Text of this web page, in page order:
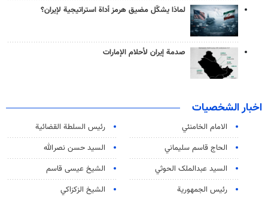
لماذا يشكّل مضيق هرمز أداة استراتيجية لإيران؟
صدمة إيران لأحلام الإمارات
اخبار الشخصيات
الامام الخامنئي
رئیس السلطة القضائیة
الحاج قاسم سليماني
السيد حسن نصرالله
السید عبدالملک الحوثي
الشيخ عيسى قاسم
رئيس الجمهورية
الشيخ الزكزاكي